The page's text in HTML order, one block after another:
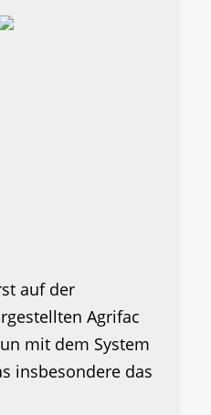
auf der
Agrifac
mit dem System
insbesondere das